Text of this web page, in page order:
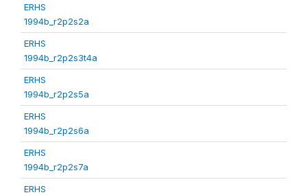
ERHS
1994b_r2p2s2a
ERHS
1994b_r2p2s3t4a
ERHS
1994b_r2p2s5a
ERHS
1994b_r2p2s6a
ERHS
1994b_r2p2s7a
ERHS